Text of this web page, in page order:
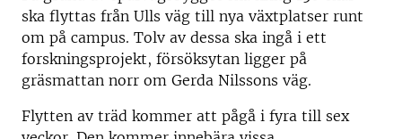
ska flyttas från Ulls väg till nya växtplatser runt
om på campus. Tolv av dessa ska ingå i ett
forskningsprojekt, försöksytan ligger på
gräsmattan norr om Gerda Nilssons väg.
Flytten av träd kommer att pågå i fyra till sex